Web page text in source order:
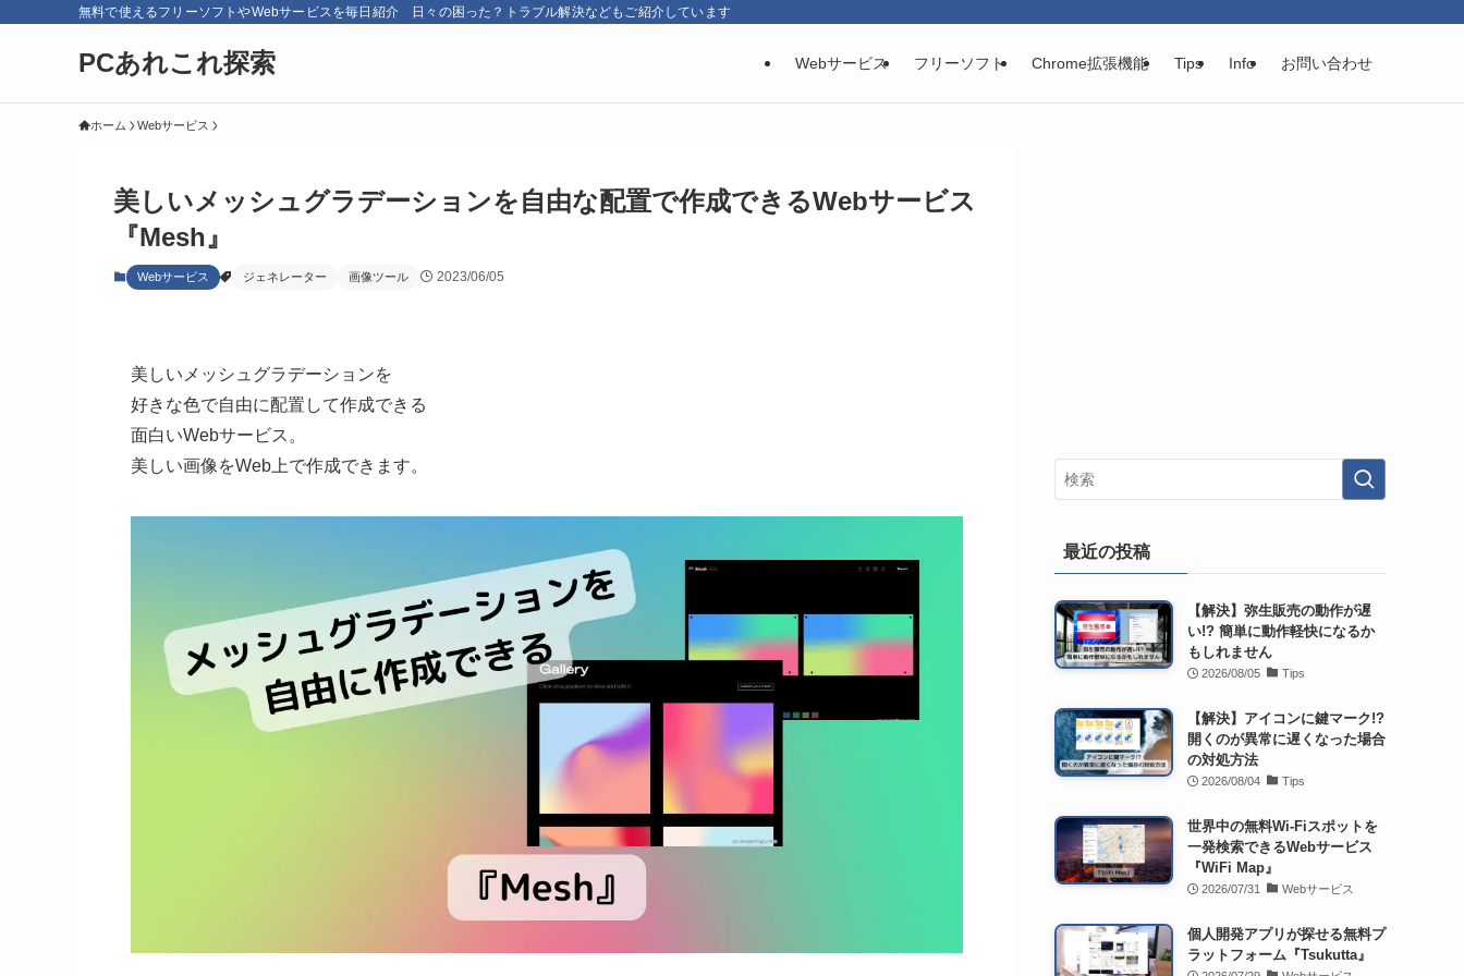
無料で使えるフリーソフトやWebサービスを毎日紹介 日々の困った？トラブル解決などもご紹介しています
PCあれこれ探索 Webサービス フリーソフト Chrome拡張機能 Tips Info お問い合わせ
ホーム Webサービス
美しいメッシュグラデーションを自由な配置で作成できるWebサービス
『Mesh』
Webサービス ジェネレーター 画像ツール 2023/06/05
美しいメッシュグラデーションを
好きな色で自由に配置して作成できる
面白いWebサービス。
美しい画像をWeb上で作成できます。
最近の投稿
【解決】弥生販売の動作が遅
い!? 簡単に動作軽快になるか
もしれません
2026/08/05 Tips
【解決】アイコンに鍵マーク!?
開くのが異常に遅くなった場合
の対処方法
2026/08/04 Tips
世界中の無料Wi-Fiスポットを
一発検索できるWebサービス
『WiFi Map』
2026/07/31 Webサービス
個人開発アプリが探せる無料プ
ラットフォーム『Tsukutta』